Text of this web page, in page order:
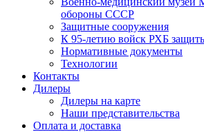
обороны СССР
Защитные сооружения
К 95-летию войск РХБ
Нормативные документы
Технологии
Контакты
Дилеры
Дилеры на карте
Наши представительства
Оплата и доставка